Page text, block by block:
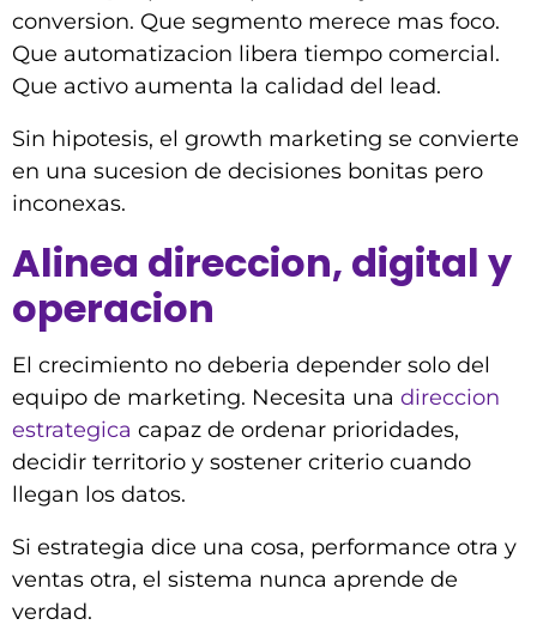
conversion. Que segmento merece mas foco.
Que automatizacion libera tiempo comercial.
Que activo aumenta la calidad del lead.
Sin hipotesis, el growth marketing se convierte
en una sucesion de decisiones bonitas pero
inconexas.
Alinea direccion, digital y
operacion
El crecimiento no deberia depender solo del
equipo de marketing. Necesita una direccion
estrategica capaz de ordenar prioridades,
decidir territorio y sostener criterio cuando
llegan los datos.
Si estrategia dice una cosa, performance otra y
ventas otra, el sistema nunca aprende de
verdad.